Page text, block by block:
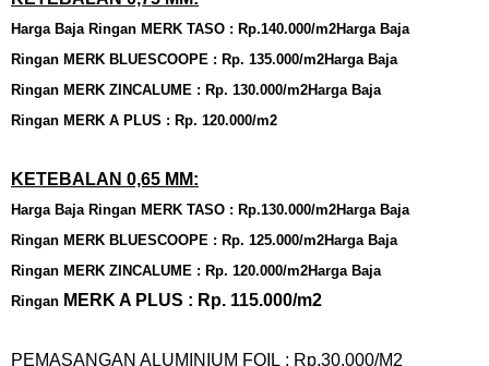
Harga Baja Ringan MERK TASO : Rp.140.000/m2Harga Baja
Ringan MERK BLUESCOOPE : Rp. 135.000/m2Harga Baja
Ringan MERK ZINCALUME : Rp. 130.000/m2Harga Baja
Ringan MERK A PLUS : Rp. 120.000/m2
KETEBALAN 0,65 MM:
Harga Baja Ringan MERK TASO : Rp.130.000/m2Harga Baja
Ringan MERK BLUESCOOPE : Rp. 125.000/m2Harga Baja
Ringan MERK ZINCALUME : Rp. 120.000/m2Harga Baja
Ringan MERK A PLUS : Rp. 115.000/m2
PEMASANGAN ALUMINIUM FOIL : Rp.30.000/M2